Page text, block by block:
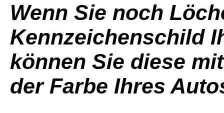
Wenn Sie noch
Kennzeichenschild
können Sie diese
der Farbe Ihres